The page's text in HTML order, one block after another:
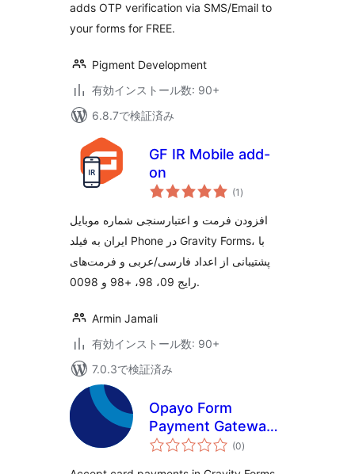
adds OTP verification via SMS/Email to
your forms for FREE.
Pigment Development
有効インストール数: 90+
6.8.7で検証済み
GF IR Mobile add-
on
(1 個
の)
افزودن فرمت و اعتبارسنجی شماره موبایل
ایران به فیلد Phone در Gravity Forms، با
پشتیبانی از اعداد فارسی/عربی و فرمت‌های
رایج 09، 98، +98 و 0098.
Armin Jamali
有効インストール数: 90+
7.0.3で検証済み
Opayo Form
Payment Gateway
for Gravity Forms
(0個
の
価
)